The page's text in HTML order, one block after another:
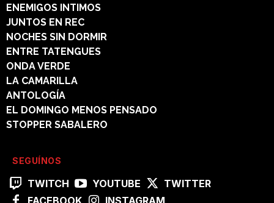
ENEMIGOS INTIMOS
JUNTOS EN REC
NOCHES SIN DORMIR
ENTRE TATENGUES
ONDA VERDE
LA CAMARILLA
ANTOLOGÍA
EL DOMINGO MENOS PENSADO
STOPPER SABALERO
SEGUÍNOS
TWITCH YOUTUBE
TWITTER